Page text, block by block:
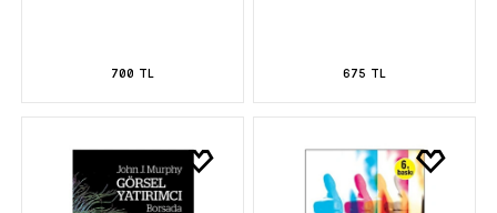
700 TL 675 TL